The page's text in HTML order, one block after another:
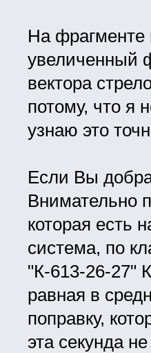
На фрагменте
увеличенный
вектора
потому, что я
узнаю это
Если Вы
Внимательно
которая есть
система, по
"К-613-26-27"
равная в
поправку,
эта секунда